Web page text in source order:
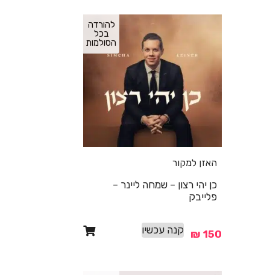
להורדה
בכל
הסולמות
האזן למקור
כן יהי רצון – שמחה ליינר –
פלייבק
₪ 150 קנה עכשיו